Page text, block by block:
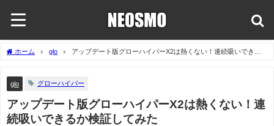
ホーム glo
アップデート版グローハイパーX2は熱くない！連続吸いできる
glo グローハイパー
アップデート版グローハイパーX2は熱くない！連
続吸いできるか検証してみた